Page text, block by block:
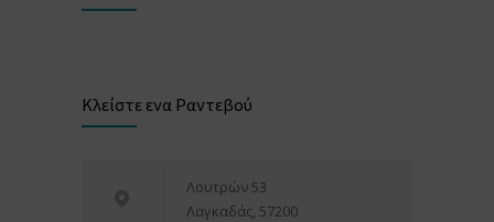
Κλείστε ενα Ραντεβού
Λουτρών 53
Λαγκαδάς, 57200